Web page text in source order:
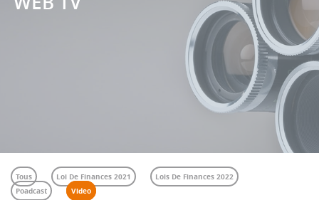
Tous Loi De Finances 2021
Lois De Finances 2022
Poadcast
Video